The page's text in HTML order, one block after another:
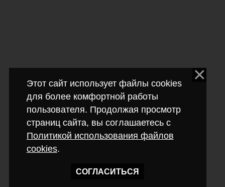
Этот сайт использует файлы cookies
для более комфортной работы
пользователя. Продолжая просмотр
страниц сайта, вы соглашаетесь с
Политикой использования файлов
cookies.
СОГЛАСИТЬСЯ